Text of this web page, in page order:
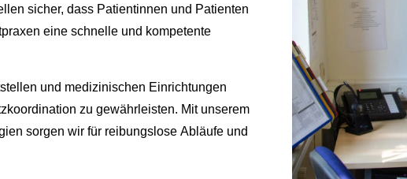
sicher, dass Patientinnen und Patienten
eine schnelle und kompetente
und medizinischen Einrichtungen
zu gewährleisten. Mit unserem
sorgen wir für reibungslose Abläufe und